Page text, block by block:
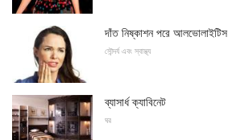
দাঁত নিষ্কাশন পরে আলভোলাইটিস
সৌন্দর্য এবং স্বাস্থ্য
ব্যাসার্ধ ক্যাবিনেট
ঘর